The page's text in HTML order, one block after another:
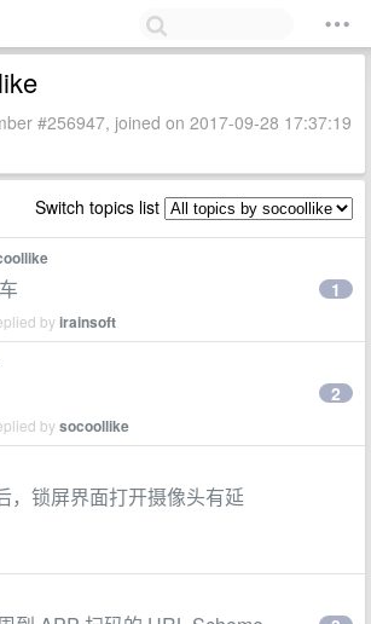
#256947, joined on 2017-09-28 17:37:19
Switch topics list
byirainsoft
1
bysocoollike
2
，锁屏界面打开摄像头有延